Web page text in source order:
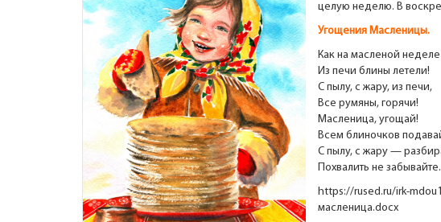
целую неделю. В
Угощения Масленицы.
Как на масленой неделе
Из печи блины летели!
С пылу, с жару, из печи,
Все румяны, горячи!
Масленица, угощай!
Всем блиночков
С пылу, с жару —
Похвалить не забывайте.
https://rused.ru/irk-
масленица.docx